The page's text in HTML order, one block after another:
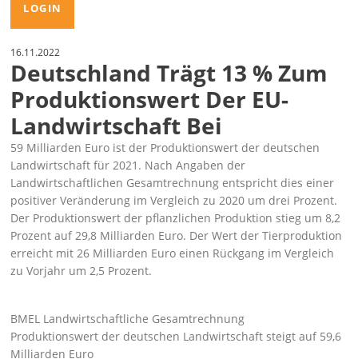
LOGIN
16.11.2022
Deutschland Trägt 13 % Zum
Produktionswert Der EU-
Landwirtschaft Bei
59 Milliarden Euro ist der Produktionswert der deutschen
Landwirtschaft für 2021. Nach Angaben der
Landwirtschaftlichen Gesamtrechnung entspricht dies einer
positiver Veränderung im Vergleich zu 2020 um drei Prozent.
Der Produktionswert der pflanzlichen Produktion stieg um 8,2
Prozent auf 29,8 Milliarden Euro. Der Wert der Tierproduktion
erreicht mit 26 Milliarden Euro einen Rückgang im Vergleich
zu Vorjahr um 2,5 Prozent.
BMEL Landwirtschaftliche Gesamtrechnung
Produktionswert der deutschen Landwirtschaft steigt auf 59,6
Milliarden Euro